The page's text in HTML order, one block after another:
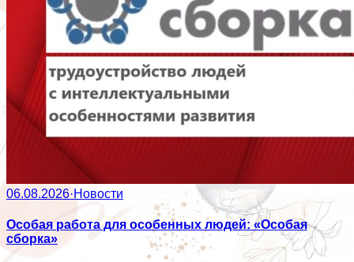
06.08.2026·Новости
Особая работа для особенных людей: «Особая
сборка»